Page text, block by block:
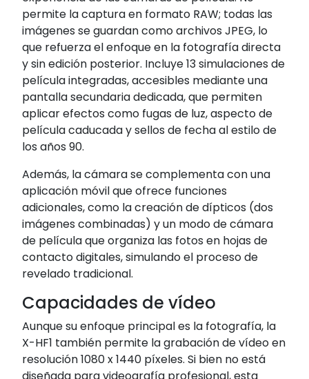
permite la captura en formato RAW; todas las
imágenes se guardan como archivos JPEG, lo
que refuerza el enfoque en la fotografía directa
y sin edición posterior. Incluye 13 simulaciones de
película integradas, accesibles mediante una
pantalla secundaria dedicada, que permiten
aplicar efectos como fugas de luz, aspecto de
película caducada y sellos de fecha al estilo de
los años 90.
Además, la cámara se complementa con una
aplicación móvil que ofrece funciones
adicionales, como la creación de dípticos (dos
imágenes combinadas) y un modo de cámara
de película que organiza las fotos en hojas de
contacto digitales, simulando el proceso de
revelado tradicional.
Capacidades de vídeo
Aunque su enfoque principal es la fotografía, la
X-HF1 también permite la grabación de vídeo en
resolución 1080 x 1440 píxeles. Si bien no está